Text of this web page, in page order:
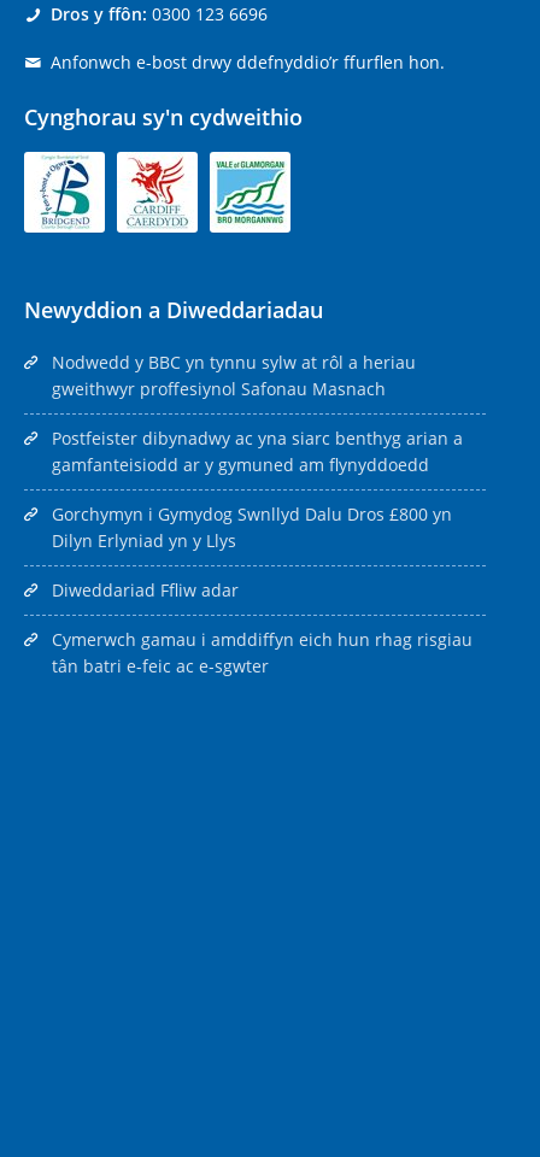
Dros y ffôn: 0300 123 6696
Anfonwch e-bost drwy ddefnyddio’r ffurflen hon.
Cynghorau sy'n cydweithio
Newyddion a Diweddariadau
Nodwedd y BBC yn tynnu sylw at rôl a heriau
gweithwyr proffesiynol Safonau Masnach
Postfeister dibynadwy ac yna siarc benthyg arian a
gamfanteisiodd ar y gymuned am flynyddoedd
Gorchymyn i Gymydog Swnllyd Dalu Dros £800 yn
Dilyn Erlyniad yn y Llys
Diweddariad Ffliw adar
Cymerwch gamau i amddiffyn eich hun rhag risgiau
tân batri e-feic ac e-sgwter